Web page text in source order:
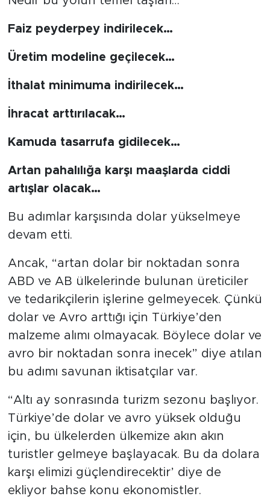
Faiz peyderpey indirilecek…
Üretim modeline geçilecek…
İthalat minimuma indirilecek…
İhracat arttırılacak…
Kamuda tasarrufa gidilecek…
Artan pahalılığa karşı maaşlarda ciddi
artışlar olacak…
Bu adımlar karşısında dolar yükselmeye
devam etti.
Ancak, “artan dolar bir noktadan sonra
ABD ve AB ülkelerinde bulunan üreticiler
ve tedarikçilerin işlerine gelmeyecek. Çünkü
dolar ve Avro arttığı için Türkiye’den
malzeme alımı olmayacak. Böylece dolar ve
avro bir noktadan sonra inecek” diye atılan
bu adımı savunan iktisatçılar var.
“Altı ay sonrasında turizm sezonu başlıyor.
Türkiye’de dolar ve avro yüksek olduğu
için, bu ülkelerden ülkemize akın akın
turistler gelmeye başlayacak. Bu da dolara
karşı elimizi güçlendirecektir’ diye de
ekliyor bahse konu ekonomistler.